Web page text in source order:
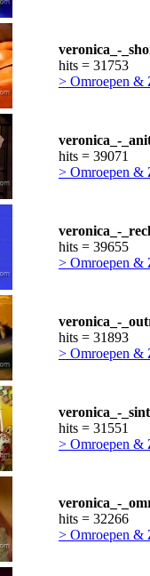
veronica_-
hits = 31753
> Omroepen &
veronica_-
hits = 39071
> Omroepen &
veronica_-
hits = 39655
> Omroepen &
veronica_-
hits = 31893
> Omroepen &
veronica_-
hits = 31551
> Omroepen &
veronica_-
hits = 32266
> Omroepen &